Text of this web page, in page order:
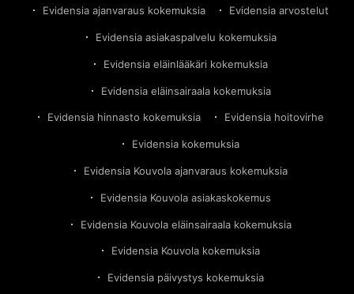
Evidensia ajanvaraus kokemuksia Evidensia arvostelut
Evidensia asiakaspalvelu kokemuksia
Evidensia eläinlääkäri kokemuksia
Evidensia eläinsairaala kokemuksia
Evidensia hinnasto kokemuksia Evidensia hoitovirhe
Evidensia kokemuksia
Evidensia Kouvola ajanvaraus kokemuksia
Evidensia Kouvola asiakaskokemus
Evidensia Kouvola eläinsairaala kokemuksia
Evidensia Kouvola kokemuksia
Evidensia päivystys kokemuksia